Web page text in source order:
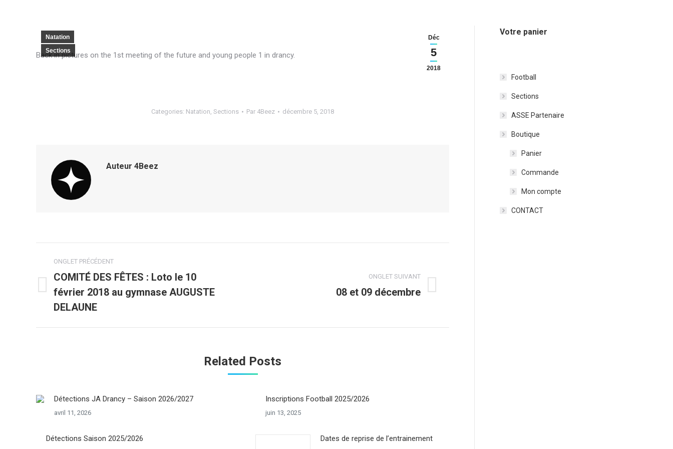
Déc
5
2018
Natation
Sections
Back in pictures on the 1st meeting of the future and young people 1 in drancy.
Categories: Natation, Sections Par 4Beez décembre 5, 2018
Auteur 4Beez
Navigation
de
commentaire
ONGLET PRÉCÉDENT
Onglet
précédent
COMITÉ DES FÊTES : Loto le 10
février 2018 au gymnase AUGUSTE
DELAUNE
ONGLET SUIVANT
08 et 09 décembre
Related Posts
Détections JA Drancy – Saison 2026/2027
avril 11, 2026
Inscriptions Football 2025/2026
juin 13, 2025
Détections Saison 2025/2026
Dates de reprise de l’entrainement
Votre panier
Football
Sections
ASSE Partenaire
Boutique
Panier
Commande
Mon compte
CONTACT